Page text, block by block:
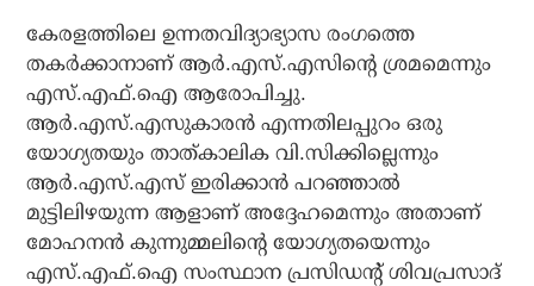
കേരളത്തിലെ ഉന്നതവിദ്യാഭ്യാസ രംഗത്തെ
തകര്‍ക്കാനാണ് ആര്‍.എസ്.എസിന്റെ ശ്രമമെന്നും
എസ്.എഫ്.ഐ ആരോപിച്ചു.
ആര്‍.എസ്.എസുകാരന്‍ എന്നതിലപ്പുറം ഒരു
യോഗ്യതയും താത്കാലിക വി.സിക്കില്ലെന്നും
ആര്‍.എസ്.എസ് ഇരിക്കാന്‍ പറഞ്ഞാല്‍
മുട്ടിലിഴയുന്ന ആളാണ് അദ്ദേഹമെന്നും അതാണ്
മോഹനന്‍ കുന്നുമ്മലിന്റെ യോഗ്യതയെന്നും
എസ്.എഫ്.ഐ സംസ്ഥാന പ്രസിഡന്റ് ശിവപ്രസാദ്